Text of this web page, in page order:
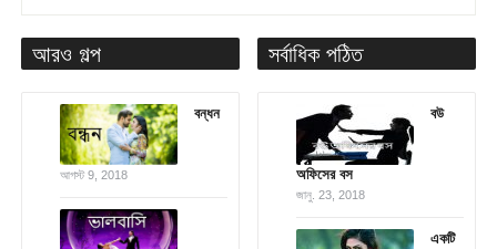
আরও গল্প
বন্ধন
আগস্ট 9, 2018
সর্বাধিক পঠিত
বউ
অফিসের বস
জানু. 23, 2018
একটি